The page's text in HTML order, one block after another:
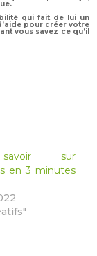
qui fait de lui un
pour créer votre
vous savez ce qu’il
sur
en 3 minutes